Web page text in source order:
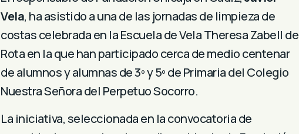
Vela, ha asistido a una de las jornadas de limpieza de
costas celebrada en la Escuela de Vela Theresa Zabell de
Rota en la que han participado cerca de medio centenar
de alumnos y alumnas de 3º y 5º de Primaria del Colegio
Nuestra Señora del Perpetuo Socorro.
La iniciativa, seleccionada en la convocatoria de